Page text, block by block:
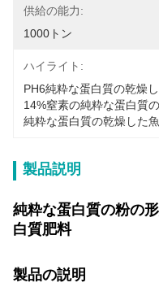
供給の能力:
1000トン
ハイライト:
PH6純粋な蛋白質の乾燥
14%窒素の純粋な蛋白質
純粋な蛋白質の乾燥した
製品説明
純粋な蛋白質の粉の
白質肥料
製品の説明